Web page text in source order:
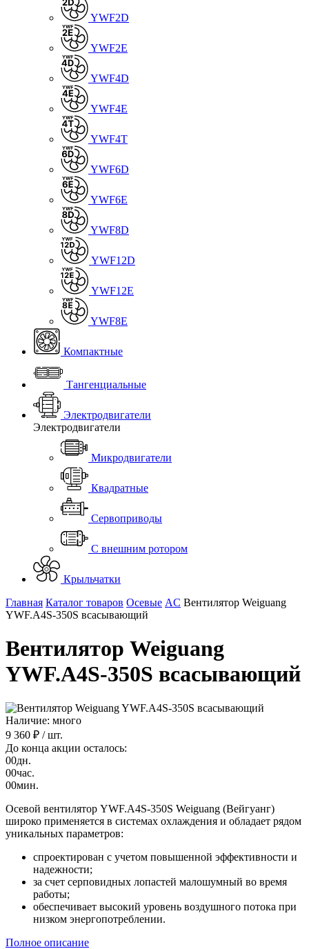
YWF2D
YWF2E
YWF4D
YWF4E
YWF4T
YWF6D
YWF6E
YWF8D
YWF12D
YWF12E
YWF8E
Компактные
Тангенциальные
Электродвигатели
Электродвигатели
Микродвигатели
Квадратные
Сервоприводы
С внешним ротором
Крыльчатки
Главная Каталог товаров Осевые AC Вентилятор Weiguang
YWF.A4S-350S всасывающий
Вентилятор Weiguang
YWF.A4S-350S всасывающий
Наличие: много
9 360 ₽ / шт.
До конца акции осталось:
00дн.
00час.
00мин.
Осевой вентилятор YWF.A4S-350S Weiguang (Вейгуанг)
широко применяется в системах охлаждения и обладает рядом
уникальных параметров:
спроектирован с учетом повышенной эффективности и
надежности;
за счет серповидных лопастей малошумный во время
работы;
обеспечивает высокий уровень воздушного потока при
низком энергопотреблении.
Полное описание